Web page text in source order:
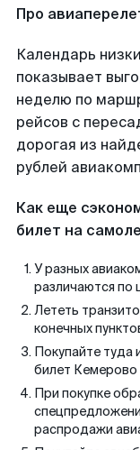
Про
Календарь
показывает
неделю по
рейсов с
дорогая из
рублей
Как еще
билет на
У разных
различаются по
Лететь
конечных
Покупайте туда
билет Кемерово
При покупке
распродажи